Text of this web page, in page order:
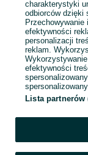
charakterystyki
odbiorców dzięki
efektywności
personalizacji
reklam.
efektywności
Lista partnerów